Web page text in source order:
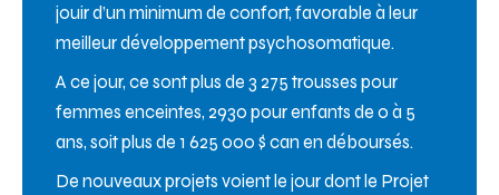
jouir d’un minimum de confort, favorable à leur
meilleur développement psychosomatique.
A ce jour, ce sont plus de 3 275 trousses pour
femmes enceintes, 2930 pour enfants de 0 à 5
ans, soit plus de 1 625 000 $ can en déboursés.
De nouveaux projets voient le jour dont le Projet